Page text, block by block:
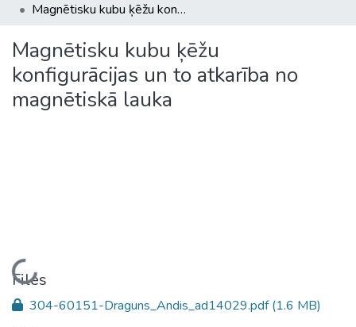
Magnētisku kubu ķēžu konfigurācijas un to atkarība no magnētiskā lauka
Magnētisku kubu ķēžu
konfigurācijas un to atkarība no
magnētiskā lauka
Loading...
Files
304-60151-Draguns_Andis_ad14029.pdf(1.6 MB)